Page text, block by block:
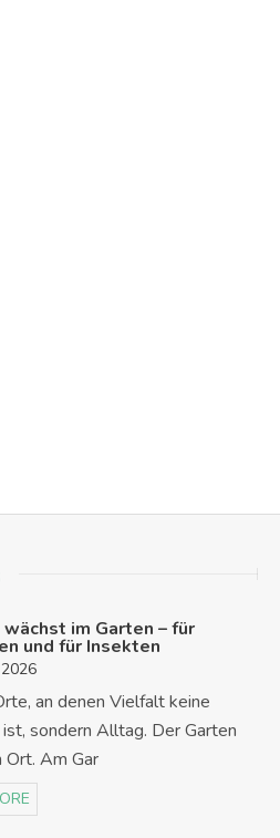
im Garten – für
und für Insekten
an denen Vielfalt keine
sondern Alltag. Der Garten
Ort. Am Gar